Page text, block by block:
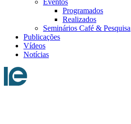
Eventos
Programados
Realizados
Seminários Café & Pesquisa
Publicações
Vídeos
Notícias